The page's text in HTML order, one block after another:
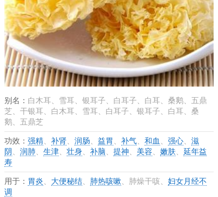
别名： 白木耳、雪耳、银耳子、白耳子、白耳、桑鹅、五鼎
芝、干银耳、白木耳、雪耳、白耳子、银耳子、白耳、桑
鹅、五鼎芝
功效： 强精、 补肾 润肠 益胃 补气、 和血 强心、 滋
阴
润肺 生津、 壮身、 补脑 提神 美容 嫩肤、 延年益
寿
用于： 胃炎 大便秘结、 肺热咳嗽 、肺燥干咳、 妇女月经不
调